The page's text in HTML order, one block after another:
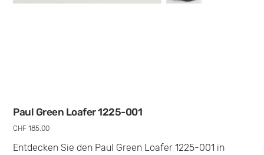
Paul Green Loafer 1225-001
Preis
CHF 185.00
Entdecken Sie den Paul Green Loafer 1225-001 in